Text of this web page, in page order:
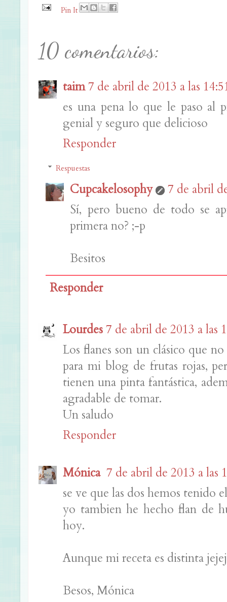
Pin It
10 comentarios:
taim7 de abril de 2013 a las
es una pena lo que le paso al
genial y seguro que delicioso
Responder
Respuestas
Cupcakelosophy
7 de abril
Sí, pero bueno de todo se
primera no? ;-p
Besitos
Responder
Lourdes7 de abril de 2013 a las
Los flanes son un clásico que
para mi blog de frutas rojas,
tienen una pinta fantástica,
agradable de tomar.
Un saludo
Responder
Mónica 7 de abril de 2013 a las
se ve que las dos hemos tenido
yo tambien he hecho flan de
hoy.
Aunque mi receta es distinta
Besos, Mónica